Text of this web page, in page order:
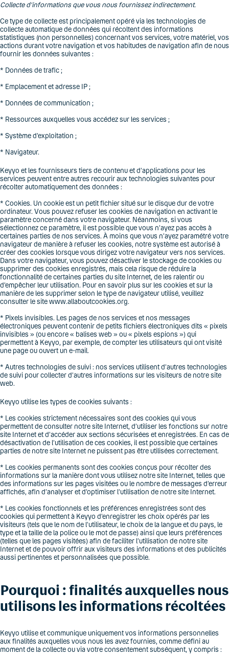
Collecte d’informations que vous nous fournissez indirectement.
Ce type de collecte est principalement opéré via les technologies de
collecte automatique de données qui récoltent des informations
statistiques (non personnelles) concernant vos services, votre matériel, vos
actions durant votre navigation et vos habitudes de navigation afin de nous
fournir les données suivantes :
* Données de trafic ;
* Emplacement et adresse IP ;
* Données de communication ;
* Ressources auxquelles vous accédez sur les services ;
* Système d’exploitation ;
* Navigateur.
Keyyo et les fournisseurs tiers de contenu et d’applications pour les
services peuvent entre autres recourir aux technologies suivantes pour
récolter automatiquement des données :
* Cookies. Un cookie est un petit fichier situé sur le disque dur de votre
ordinateur. Vous pouvez refuser les cookies de navigation en activant le
paramètre concerné dans votre navigateur. Néanmoins, si vous
sélectionnez ce paramètre, il est possible que vous n’ayez pas accès à
certaines parties de nos services. À moins que vous n’ayez paramétré votre
navigateur de manière à refuser les cookies, notre système est autorisé à
créer des cookies lorsque vous dirigez votre navigateur vers nos services.
Dans votre navigateur, vous pouvez désactiver le stockage de cookies ou
supprimer des cookies enregistrés, mais cela risque de réduire la
fonctionnalité de certaines parties du site Internet, de les ralentir ou
d’empêcher leur utilisation. Pour en savoir plus sur les cookies et sur la
manière de les supprimer selon le type de navigateur utilisé, veuillez
consulter le site www.allaboutcookies.org.
* Pixels invisibles. Les pages de nos services et nos messages
électroniques peuvent contenir de petits fichiers électroniques dits « pixels
invisibles » (ou encore « balises web » ou « pixels espions ») qui
permettent à Keyyo, par exemple, de compter les utilisateurs qui ont visité
une page ou ouvert un e-mail.
* Autres technologies de suivi : nos services utilisent d’autres technologies
de suivi pour collecter d’autres informations sur les visiteurs de notre site
web.
Keyyo utilise les types de cookies suivants :
* Les cookies strictement nécessaires sont des cookies qui vous
permettent de consulter notre site Internet, d’utiliser les fonctions sur notre
site Internet et d’accéder aux sections sécurisées et enregistrées. En cas de
désactivation de l’utilisation de ces cookies, il est possible que certaines
parties de notre site Internet ne puissent pas être utilisées correctement.
* Les cookies permanents sont des cookies conçus pour récolter des
informations sur la manière dont vous utilisez notre site Internet, telles que
des informations sur les pages visitées ou le nombre de messages d’erreur
affichés, afin d’analyser et d’optimiser l’utilisation de notre site Internet.
* Les cookies fonctionnels et les préférences enregistrées sont des
cookies qui permettent à Keyyo d’enregistrer les choix opérés par les
visiteurs (tels que le nom de l’utilisateur, le choix de la langue et du pays, le
type et la taille de la police ou le mot de passe) ainsi que leurs préférences
(telles que les pages visitées) afin de faciliter l’utilisation de notre site
Internet et de pouvoir offrir aux visiteurs des informations et des publicités
aussi pertinentes et personnalisées que possible.
Pourquoi : finalités auxquelles nous
utilisons les informations récoltées
Keyyo utilise et communique uniquement vos informations personnelles
aux finalités auxquelles vous nous les avez fournies, comme défini au
moment de la collecte ou via votre consentement subséquent, y compris :